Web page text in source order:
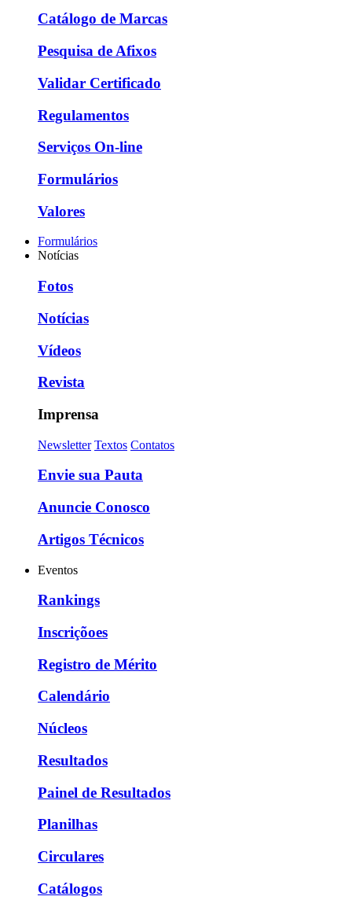
Catálogo de Marcas
Pesquisa de Afixos
Validar Certificado
Regulamentos
Serviços On-line
Formulários
Valores
Formulários
Notícias
Fotos
Notícias
Vídeos
Revista
Imprensa
Newsletter Textos Contatos
Envie sua Pauta
Anuncie Conosco
Artigos Técnicos
Eventos
Rankings
Inscriçõoes
Registro de Mérito
Calendário
Núcleos
Resultados
Painel de Resultados
Planilhas
Circulares
Catálogos